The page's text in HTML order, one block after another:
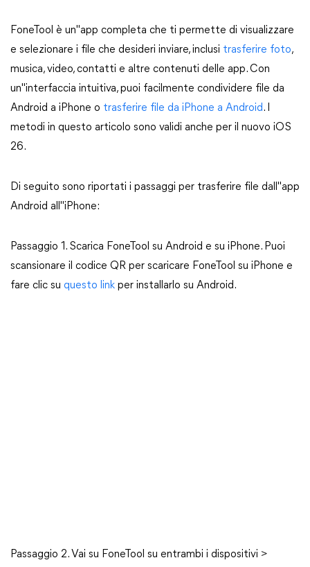
FoneTool è un"app completa che ti permette di visualizzare
e selezionare i file che desideri inviare, inclusi trasferire foto,
musica, video, contatti e altre contenuti delle app. Con
un"interfaccia intuitiva, puoi facilmente condividere file da
Android a iPhone o trasferire file da iPhone a Android. I
metodi in questo articolo sono validi anche per il nuovo iOS
26.
Di seguito sono riportati i passaggi per trasferire file dall"app
Android all"iPhone:
Passaggio 1. Scarica FoneTool su Android e su iPhone. Puoi
scansionare il codice QR per scaricare FoneTool su iPhone e
fare clic su questo link per installarlo su Android.
Passaggio 2. Vai su FoneTool su entrambi i dispositivi >